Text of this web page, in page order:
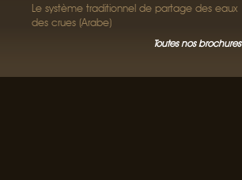
Le système traditionnel de partage des eaux
des crues (Arabe)
Toutes nos brochures